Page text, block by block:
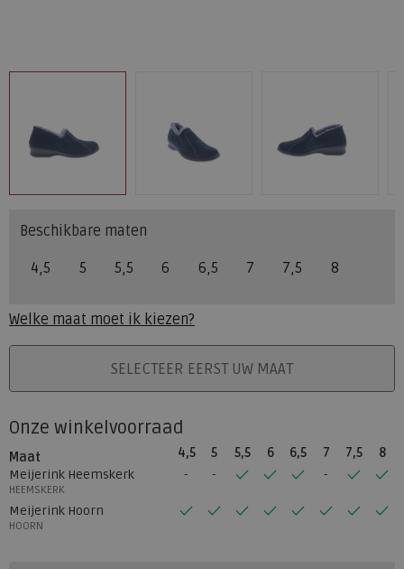
Beschikbare maten
4,5 5 5,5 6 6,5 7 7,5 8
Welke maat moet ik kiezen?
PLAATS IN WINKELMANDSELECTEER EERST UW MAAT
Onze winkelvoorraad
Maat 4,5 5 5,5 6 6,5 7 7,5
8
Meijerink Heemskerk
HEEMSKERK
Meijerink Hoorn
HOORN